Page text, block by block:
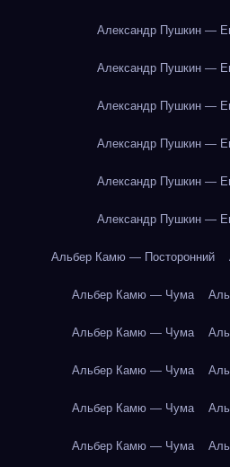
Александр Пушкин —
Александр Пушкин —
Александр Пушкин —
Александр Пушкин —
Александр Пушкин —
Александр Пушкин —
Альбер Камю — Посторонний
Альбер Камю — Чума
Альбер Камю — Чума
Альбер Камю — Чума
Альбер Камю — Чума
Альбер Камю — Чума